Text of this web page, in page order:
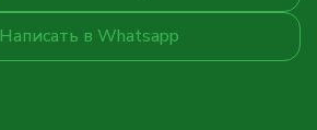
Написать в Whatsapp